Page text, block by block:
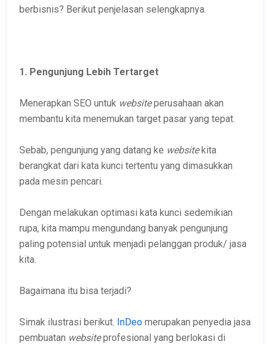
berbisnis? Berikut penjelasan selengkapnya.
1. Pengunjung Lebih Tertarget
Menerapkan SEO untuk websiteperusahaan akan
membantu kita menemukan target pasar yang tepat.
Sebab, pengunjung yang datang ke websitekita
berangkat dari kata kunci tertentu yang dimasukkan
pada mesin pencari.
Dengan melakukan optimasi kata kunci sedemikian
rupa, kita mampu mengundang banyak pengunjung
paling potensial untuk menjadi pelanggan produk/ jasa
kita.
Bagaimana itu bisa terjadi?
Simak ilustrasi berikut. InDeo merupakan penyedia jasa
pembuatan websiteprofesional yang berlokasi di